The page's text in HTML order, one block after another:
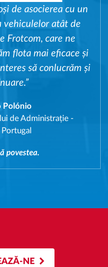
de asocierea cu un
vehiculelor atât de
Frotcom, care ne
flota mai eficace și
să conlucrăm și
Polónio
de Administrație -
povestea.
NE